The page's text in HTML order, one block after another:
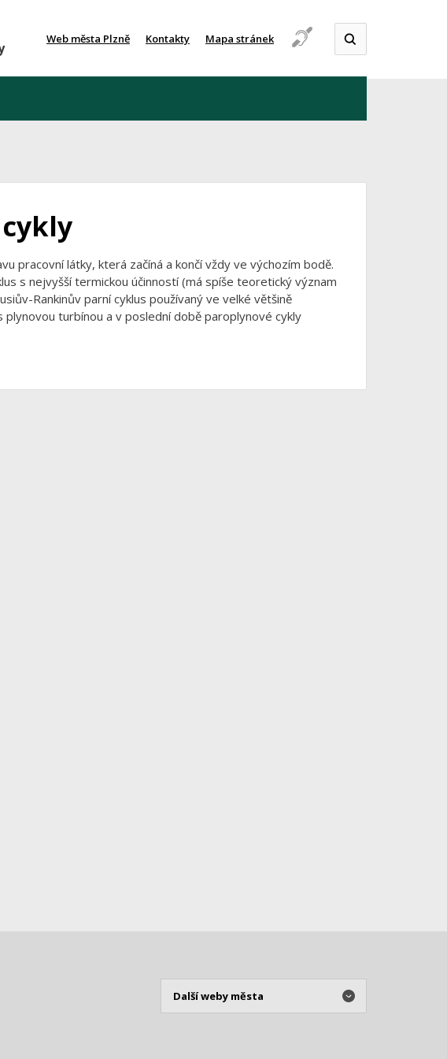
Web města Plzně Kontakty Mapa stránek
pracovní látky, která začíná a končí vždy ve výchozím bodě.
s nejvyšší termickou účinností (má spíše teoretický význam
Rankinův parní cyklus používaný ve velké většině
turbínou a v poslední době paroplynové cykly